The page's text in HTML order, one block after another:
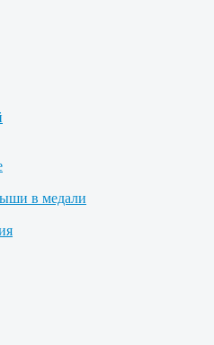
в медали